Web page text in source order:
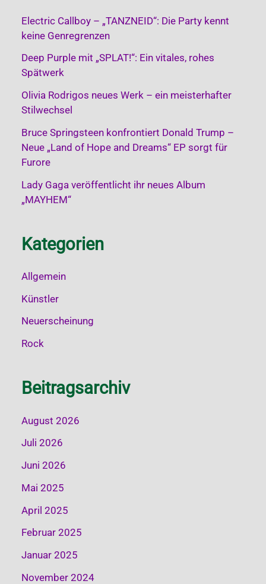
Electric Callboy – „TANZNEID“: Die Party kennt
keine Genregrenzen
Deep Purple mit „SPLAT!“: Ein vitales, rohes
Spätwerk
Olivia Rodrigos neues Werk – ein meisterhafter
Stilwechsel
Bruce Springsteen konfrontiert Donald Trump –
Neue „Land of Hope and Dreams“ EP sorgt für
Furore
Lady Gaga veröffentlicht ihr neues Album
„MAYHEM“
Kategorien
Allgemein
Künstler
Neuerscheinung
Rock
Beitragsarchiv
August 2026
Juli 2026
Juni 2026
Mai 2025
April 2025
Februar 2025
Januar 2025
November 2024